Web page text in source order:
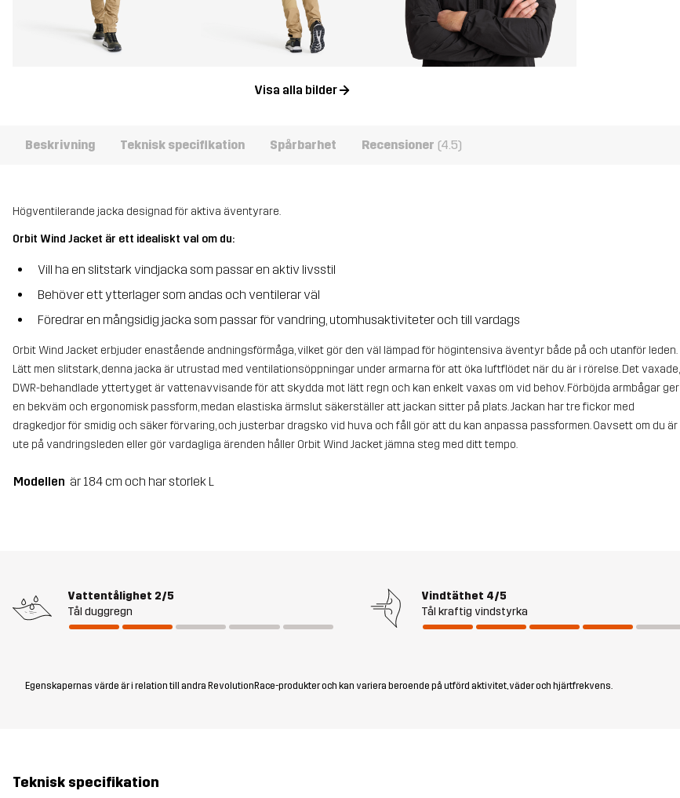
Visa alla bilder
Beskrivning Teknisk specifikation Spårbarhet Recensioner (4.5)
Högventilerande jacka designad för aktiva äventyrare.
Orbit Wind Jacket är ett idealiskt val om du:
Vill ha en slitstark vindjacka som passar en aktiv livsstil
Behöver ett ytterlager som andas och ventilerar väl
Föredrar en mångsidig jacka som passar för vandring, utomhusaktiviteter och till vardags
Orbit Wind Jacket erbjuder enastående andningsförmåga, vilket gör den väl lämpad för högintensiva äventyr både på och utanför leden.
Lätt men slitstark, denna jacka är utrustad med ventilationsöppningar under armarna för att öka luftflödet när du är i rörelse. Det vaxade,
DWR-behandlade yttertyget är vattenavvisande för att skydda mot lätt regn och kan enkelt vaxas om vid behov. Förböjda armbågar ger
en bekväm och ergonomisk passform, medan elastiska ärmslut säkerställer att jackan sitter på plats. Jackan har tre fickor med
dragkedjor för smidig och säker förvaring, och justerbar dragsko vid huva och fåll gör att du kan anpassa passformen. Oavsett om du är
ute på vandringsleden eller gör vardagliga ärenden håller Orbit Wind Jacket jämna steg med ditt tempo.
Modellen är 184 cm och har storlek L
Vattentålighet 2/5
Tål duggregn
Vindtäthet 4/5
Tål kraftig vindstyrka
Egenskapernas värde är i relation till andra RevolutionRace-produkter och kan variera beroende på utförd aktivitet, väder och hjärtfrekvens.
Teknisk specifikation